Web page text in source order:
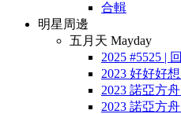
合輯
明星周邊
五月天 Mayday
2025 #5525 |
2023 好好好
2023 諾亞方
2023 諾亞方